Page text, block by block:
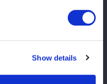
Show details
横アリ大会情報